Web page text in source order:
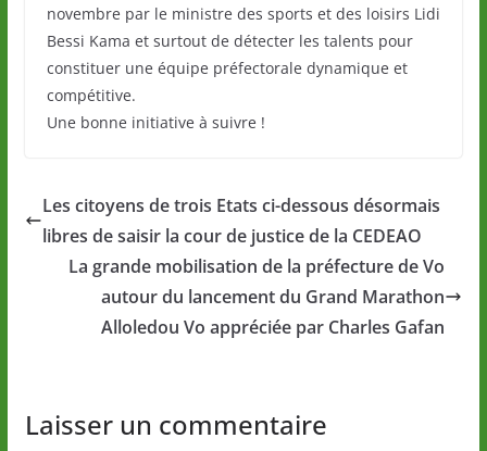
novembre par le ministre des sports et des loisirs Lidi
Bessi Kama et surtout de détecter les talents pour
constituer une équipe préfectorale dynamique et
compétitive.
Une bonne initiative à suivre !
Les citoyens de trois Etats ci-dessous désormais
libres de saisir la cour de justice de la CEDEAO
La grande mobilisation de la préfecture de Vo
autour du lancement du Grand Marathon
Alloledou Vo appréciée par Charles Gafan
Laisser un commentaire